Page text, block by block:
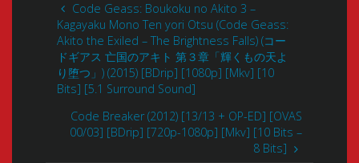
Code Geass: Boukoku no Akito 3 –
Kagayaku Mono Ten yori Otsu (Code Geass:
Akito the Exiled – The Brightness Falls) (コー
ドギアス 亡国のアキト 第３章「輝くもの天よ
り堕つ」) (2015) [BDrip] [1080p] [Mkv] [10
Bits] [5.1 Surround Sound]
Code Breaker (2012) [13/13 + OP-ED] [OVAS
00/03] [BDrip] [720p-1080p] [Mkv] [10 Bits –
8 Bits]